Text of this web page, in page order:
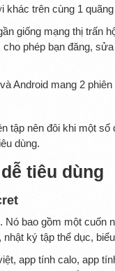
trên cùng 1
giống mạng thị trấn
phép bạn đăng,
Android mang 2
tập nên đôi khi một
dùng.
tiêu dùng
Nó bao gồm một
ký tập thể dục,